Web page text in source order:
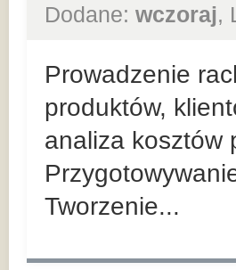
Dodane: wczoraj,
Prowadzenie
produktów,
analiza kosztów
Tworzenie...